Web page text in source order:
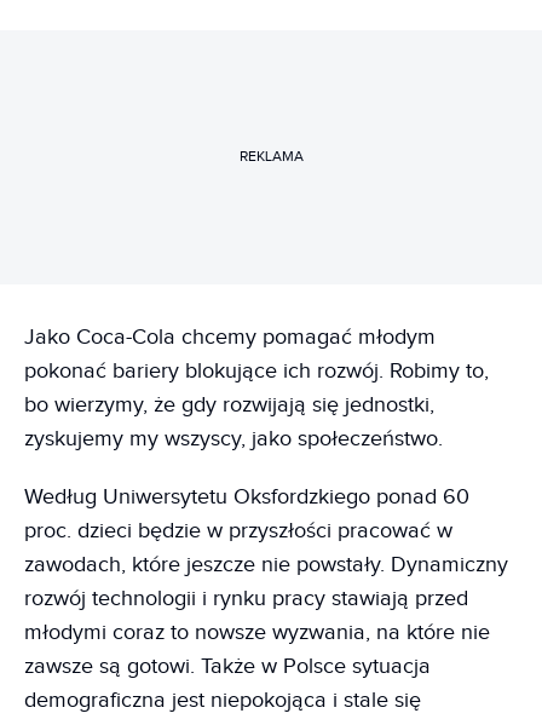
REKLAMA
Jako Coca-Cola chcemy pomagać młodym
pokonać bariery blokujące ich rozwój. Robimy to,
bo wierzymy, że gdy rozwijają się jednostki,
zyskujemy my wszyscy, jako społeczeństwo.
Według Uniwersytetu Oksfordzkiego ponad 60
proc. dzieci będzie w przyszłości pracować w
zawodach, które jeszcze nie powstały. Dynamiczny
rozwój technologii i rynku pracy stawiają przed
młodymi coraz to nowsze wyzwania, na które nie
zawsze są gotowi. Także w Polsce sytuacja
demograficzna jest niepokojąca i stale się